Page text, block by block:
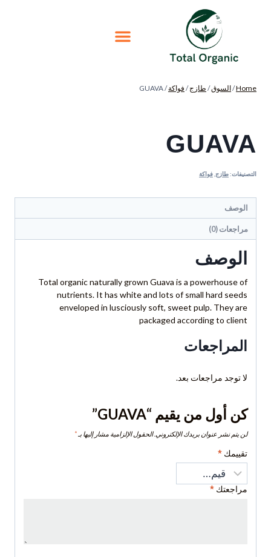
Home
/السوق/ طازج / فواكة/
GUAVA
GUAVA
التصنيفات:طازج فواكة
الوصف
مراجعات (0)
الوصف
Total organic naturally grown Guava is a powerhouse of
nutrients. It has white and lots of small hard seeds
enveloped in lusciously soft, sweet pulp. They are
packaged according to client
المراجعات
لا توجد مراجعات بعد.
كن أول من يقيم “GUAVA”
لن يتم نشر عنوان بريدك الإلكتروني. الحقول الإلزامية مشار إليها بـ *
تقييمك*
مراجعتك*